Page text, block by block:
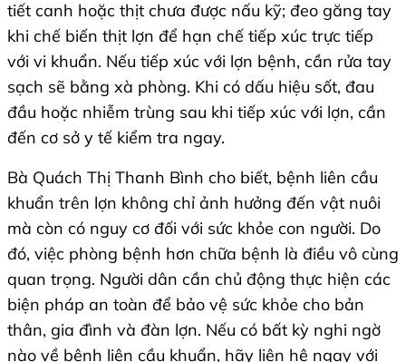
tiết canh hoặc thịt chưa được nấu kỹ; đeo găng tay
khi chế biến thịt lợn để hạn chế tiếp xúc trực tiếp
với vi khuẩn. Nếu tiếp xúc với lợn bệnh, cần rửa tay
sạch sẽ bằng xà phòng. Khi có dấu hiệu sốt, đau
đầu hoặc nhiễm trùng sau khi tiếp xúc với lợn, cần
đến cơ sở y tế kiểm tra ngay.
Bà Quách Thị Thanh Bình cho biết, bệnh liên cầu
khuẩn trên lợn không chỉ ảnh hưởng đến vật nuôi
mà còn có nguy cơ đối với sức khỏe con người. Do
đó, việc phòng bệnh hơn chữa bệnh là điều vô cùng
quan trọng. Người dân cần chủ động thực hiện các
biện pháp an toàn để bảo vệ sức khỏe cho bản
thân, gia đình và đàn lợn. Nếu có bất kỳ nghi ngờ
nào về bệnh liên cầu khuẩn, hãy liên hệ ngay với